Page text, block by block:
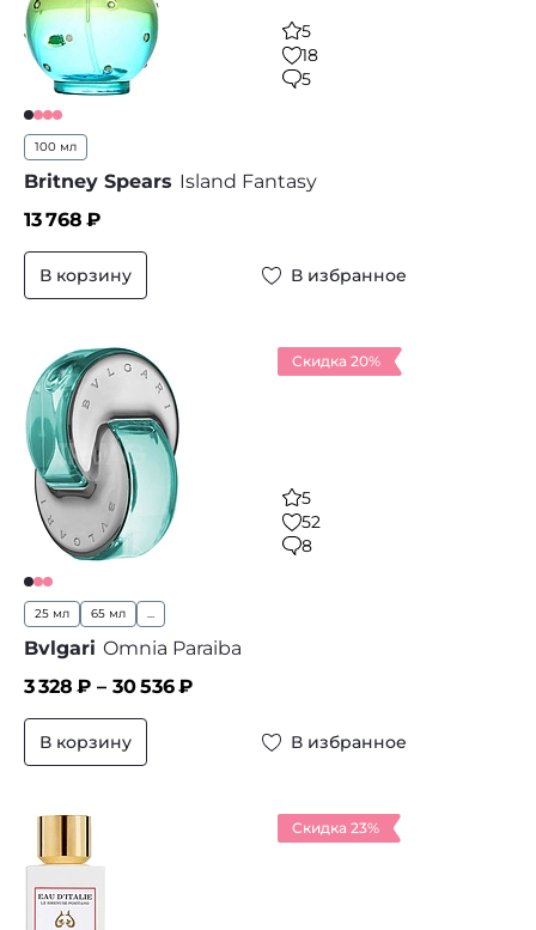
5
18
5
100 мл
Britney Spears Island Fantasy
13 768 ₽
В корзину В избранное
Скидка 20%
5
52
8
25 мл 65 мл ...
Bvlgari Omnia Paraiba
3 328 ₽ – 30 536₽
В корзину В избранное
Скидка 23%